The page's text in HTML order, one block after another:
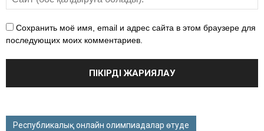
Сохранить моё имя, email и адрес сайта в этом браузере для
последующих моих комментариев.
Республикалық онлайн олимпиадалар өтуде